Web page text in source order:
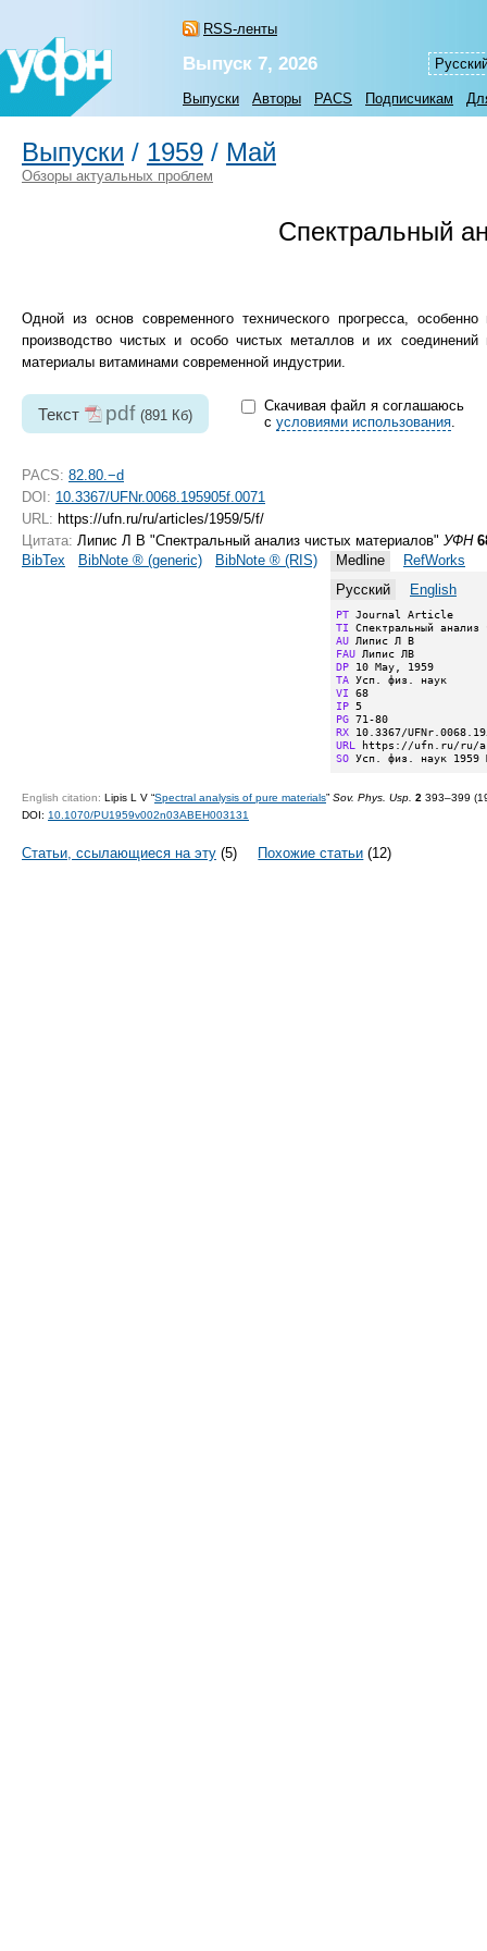
RSS-ленты
Выпуск 7, 2026
Выпуски Авторы PACS Подписчикам
Выпуски / 1959 / Май
Обзоры актуальных проблем
Спектральный
Одной из основ современного технического прогресса,
производство чистых и особо чистых металлов и их
материалы витаминами современной индустрии.
Текст pdf (891 Кб)
Скачивая файл я соглашаюсь
с условиями использования.
PACS: 82.80.−d
DOI: 10.3367/UFNr.0068.195905f.0071
URL: https://ufn.ru/ru/articles/1959/5/f/
Цитата: Липис Л В "Спектральный анализ чистых материалов" УФН
BibTex
BibNote ® (generic) BibNote ® (RIS) Medline
RefWorks
Русский
English
PT
TI
AU
FAU
DP
TA
VI
IP
PG
RX
URL
SO Усп. физ. наук 1959
English citation: Lipis L V “Spectral analysis of pure materials” Sov. Phys. Usp. 2 393–399
DOI: 10.1070/PU1959v002n03ABEH003131
Статьи, ссылающиеся на эту (5) Похожие статьи (12)